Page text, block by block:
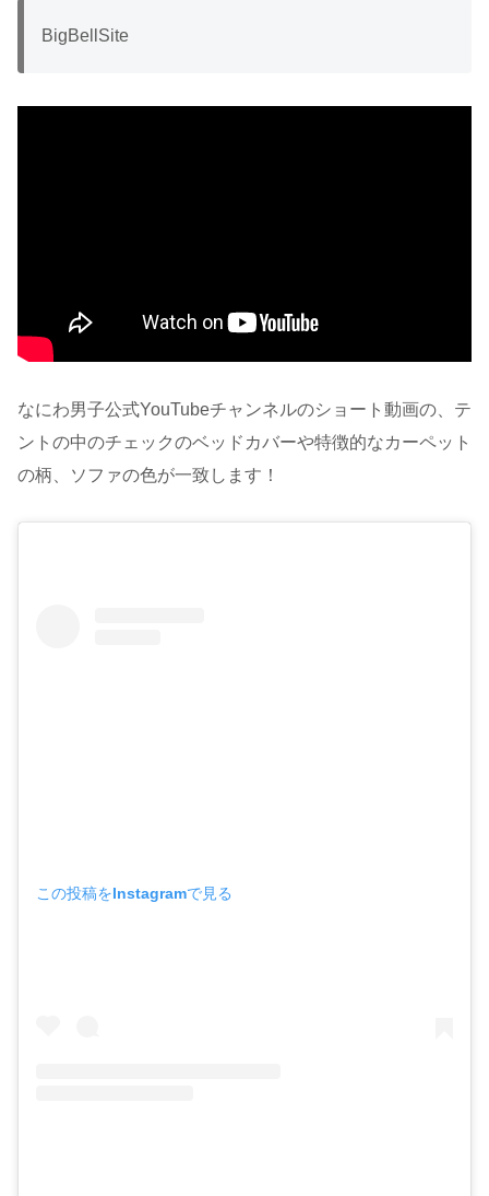
BigBe Site
なにわ男子公式YouTubeチャンネルのショート動画の、テ
ントの中のチェックのベッドカバーや特徴的なカーペット
の柄、ソファの色が一致します！
この投稿をInstagramで見る